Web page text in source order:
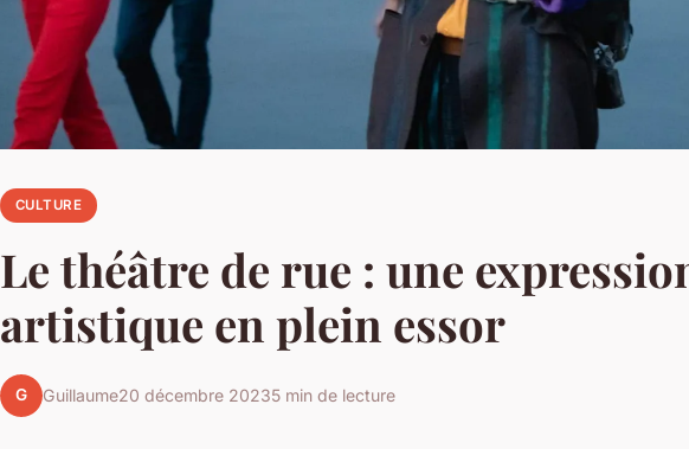
CULTURE
Le théâtre de rue : une
artistique en plein essor
G Guillaume20 décembre 20235 min de lecture